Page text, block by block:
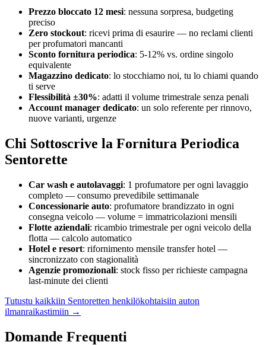
Prezzo bloccato 12 mesi: nessuna sorpresa, budgeting
preciso
Zero stockout: ricevi prima di esaurire — no reclami clienti
per profumatori mancanti
Sconto fornitura periodica: 5-12% vs. ordine singolo
equivalente
Magazzino dedicato: lo stocchiamo noi, tu lo chiami quando
ti serve
Flessibilità ±30%: adatti il volume trimestrale senza penali
Account manager dedicato: un solo referente per rinnovo,
nuove varianti, urgenze
Chi Sottoscrive la Fornitura Periodica
Sentorette
Car wash e autolavaggi: 1 profumatore per ogni lavaggio
completo — consumo prevedibile settimanale
Concessionarie auto: profumatore brandizzato in ogni
consegna veicolo — volume = immatricolazioni mensili
Flotte aziendali: ricambio trimestrale per ogni veicolo della
flotta — calcolo automatico
Hotel e resort: rifornimento mensile transfer hotel —
sincronizzato con stagionalità
Agenzie promozionali: stock fisso per richieste campagna
last-minute dei clienti
Tutustu kaikkiin Sentoretten henkilökohtaisiin auton
ilmanraikastimiin →
Domande Frequenti